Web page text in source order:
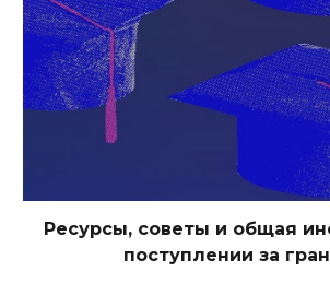
Ресурсы, советы и общая
поступлении за